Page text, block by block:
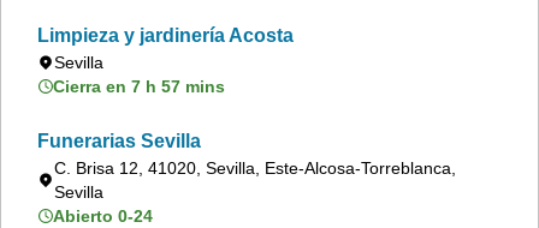
Limpieza y jardinería Acosta
Sevilla
Cierra en 7 h 57 mins
Funerarias Sevilla
C. Brisa 12, 41020, Sevilla, Este-Alcosa-Torreblanca,
Sevilla
Abierto 0-24